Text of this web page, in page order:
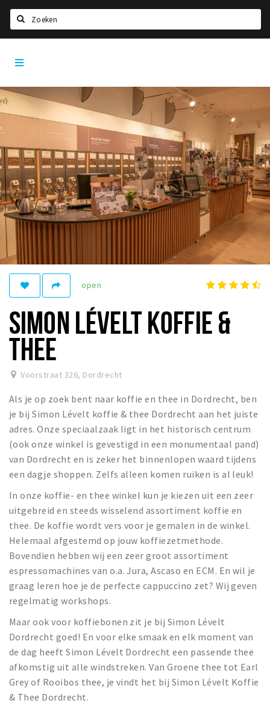
Home
Agenda
Bioscoopagenda
Nieuws
Leuke tips & trends
Interviews
Eten
Drinken
Slapen
Recreatief
Winkelgebieden
Parkeren
Bezienswaardigheden
Musea, theaters & podia
Uitjes & activiteiten
Toeristische routes
Natuur
Inloggen
open
SIMON LÉVELT KOFFIE &
THEE
Voorstraat 326, Dordrecht
Als je op zoek bent naar koffie en thee in Dordrecht, ben
je bij Simon Lévelt koffie & thee Dordrecht aan het juiste
adres. Onze speciaalzaak ligt in het historisch centrum
(ook onze winkel is gevestigd in een monumentaal pand)
van Dordrecht en is zeker het binnenlopen waard tijdens
een dagje shoppen. Zelfs alleen komen ruiken is al leuk!
In onze koffie- en thee winkel kun je kiezen uit een zeer
uitgebreid en steeds wisselend assortiment koffie en
thee. De koffie wordt vers voor je gemalen in de winkel.
Helemaal afgestemd op jouw koffiezetmethode.
Bovendien hebben wij een zeer groot assortiment
espressomachines van o.a. Jura, Ascaso en ECM. En wil je
graag leren hoe je de perfecte cappuccino zet? Wij geven
regelmatig workshops.
Maar ook voor koffiebonen zit je bij Simon Lévelt
Dordrecht goed! En voor elke smaak en elk moment van
de dag heeft Simon Lévelt Dordrecht een passende thee
afkomstig uit alle windstreken. Van Groene thee tot Earl
Grey of Rooibos thee, je vindt het bij Simon Lévelt Koffie
& Thee Dordrecht.